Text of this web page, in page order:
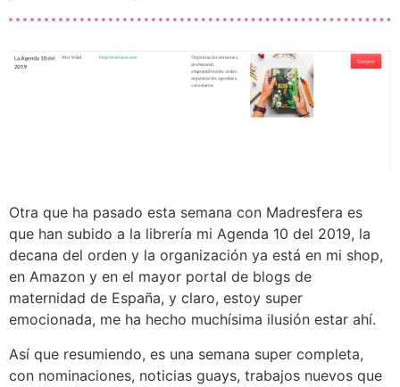
Otra que ha pasado esta semana con Madresfera es
que han subido a la librería mi Agenda 10 del 2019, la
decana del orden y la organización ya está en mi shop,
en Amazon y en el mayor portal de blogs de
maternidad de España, y claro, estoy super
emocionada, me ha hecho muchísima ilusión estar ahí.
Así que resumiendo, es una semana super completa,
con nominaciones, noticias guays, trabajos nuevos que